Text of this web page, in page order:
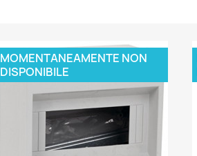
MOMENTANEAMENTE NON
DISPONIBILE